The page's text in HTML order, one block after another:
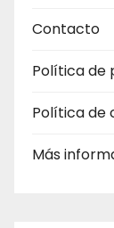
Contacto
Política de
Política de
Más